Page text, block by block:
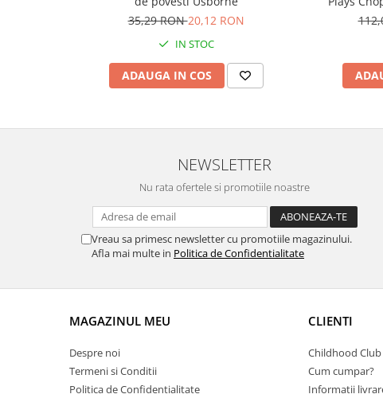
35,29 RON20,12 RON
IN STOC
ADAUGA IN COS
NEWSLETTER
Nu rata ofertele si promotiile noastre
Vreau sa primesc newsletter cu promotiile magazinului.
Afla mai multe in Politica de Confidentialitate
MAGAZINUL MEU
Despre noi
Termeni si Conditii
Politica de Confidentialitate
CLIENTI
Childhood Club
Cum cumpar?
Informatii